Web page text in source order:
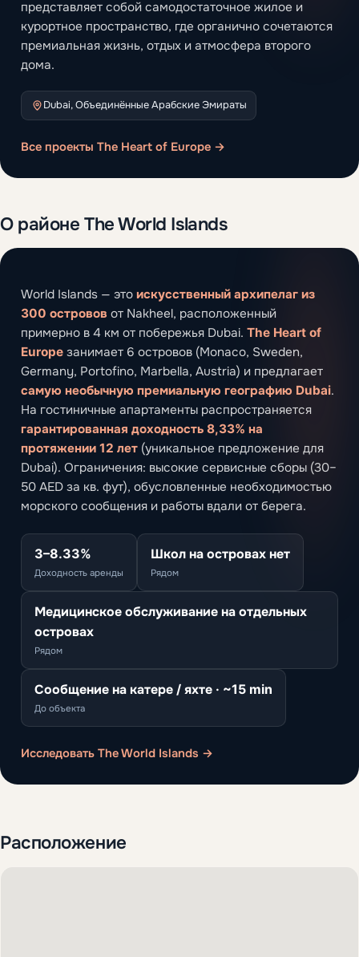
представляет собой самодостаточное жилое и
курортное пространство, где органично сочетаются
премиальная жизнь, отдых и атмосфера второго
дома.
Dubai, Объединённые Арабские Эмираты
Все проекты The Heart of Europe →
О районе The World Islands
World Islands — это искусственный архипелаг из
300 островов от Nakheel, расположенный
примерно в 4 км от побережья Dubai. The Heart of
Europe занимает 6 островов (Monaco, Sweden,
Germany, Portofino, Marbella, Austria) и предлагает
самую необычную премиальную географию Dubai.
На гостиничные апартаменты распространяется
гарантированная доходность 8,33% на
протяжении 12 лет (уникальное предложение для
Dubai). Ограничения: высокие сервисные сборы (30–
50 AED за кв. фут), обусловленные необходимостью
морского сообщения и работы вдали от берега.
3–8.33%
Доходность аренды
Школ на островах нет
Рядом
Медицинское обслуживание на отдельных
островах
Рядом
Сообщение на катере / яхте · ~15 min
До объекта
Исследовать The World Islands →
Расположение